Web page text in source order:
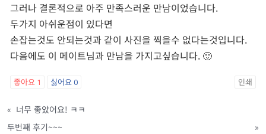
그러나 결론적으로 아주 만족스러운 만남이었습니다.
두가지 아쉬운점이 있다면
손잡는것도 안되는것과 같이 사진을 찍을수 없다는것입니다.
다음에도 이 메이트님과 만남을 가지고싶습니다. 🙂
좋아요 1 싫어요0 인쇄
« 너무 좋았어요! ㅋㅋ
두번째 후기~~~
»